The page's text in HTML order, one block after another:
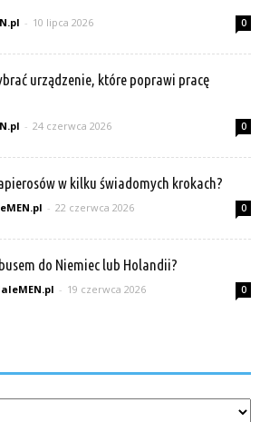
- 10 lipca 2026 0
urządzenie, które poprawi pracę
- 24 czerwca 2026 0
w kilku świadomych krokach?
- 22 czerwca 2026 0
do Niemiec lub Holandii?
- 19 czerwca 2026 0